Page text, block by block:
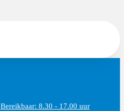
Bereikbaar: 8.30 - 17.00 uur